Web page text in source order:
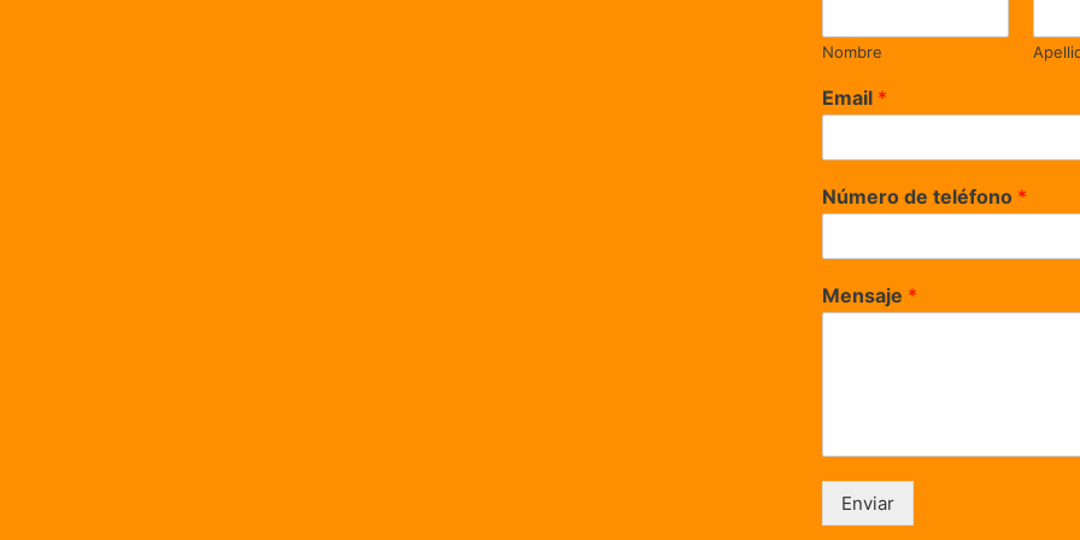
Nombre
Email *
Número de teléfono *
Mensaje *
Enviar